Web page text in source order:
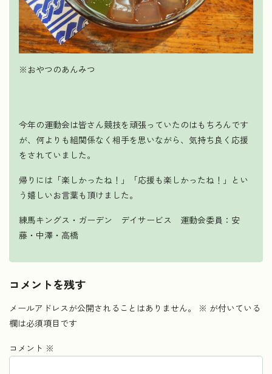
※おやつのあんみつ
今年の運動会は皆さん競技を頑張っていたのはもちろんです
が、何よりも組関係なく相手を思いながら、気持ち良く応援
をされていました。
帰りには「楽しかったね！」「応援も楽しかったね！」とい
う嬉しいお言葉も頂けました。
練馬キングス・ガーデン デイサービス 運動会委員：安
藤・中澤・高橋
コメントを残す
メールアドレスが公開されることはありません。 ※ が付いている
欄は必須項目です
コメント ※